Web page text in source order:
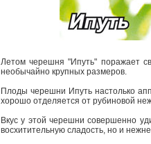
Летом черешня "Ипуть" поражает
необычайно крупных размеров.
Плоды черешни Ипуть настолько
хорошо отделяется от рубиновой
Вкус у этой черешни совершенно
восхитительную сладость, но и